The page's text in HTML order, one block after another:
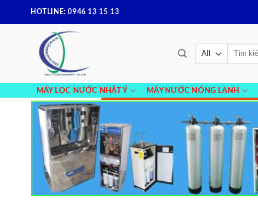
HOTLINE: 0946 13 15 13
Tìm
MÁY LỌC NƯỚC NHẬT Ý MÁY NƯỚC NÓNG LẠNH